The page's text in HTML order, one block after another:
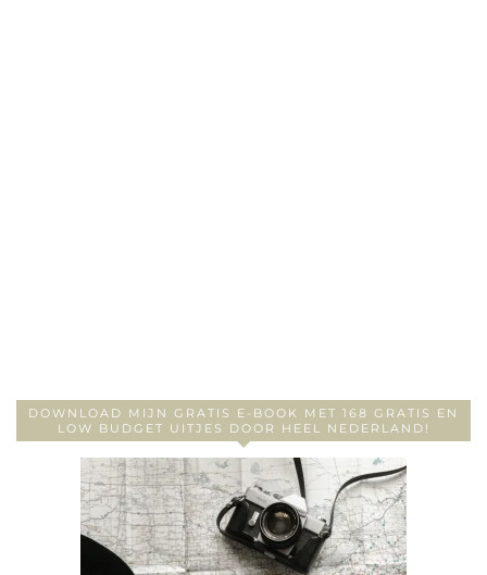
DOWNLOAD MIJN GRATIS E-BOOK MET 168 GRATIS EN
LOW BUDGET UITJES DOOR HEEL NEDERLAND!